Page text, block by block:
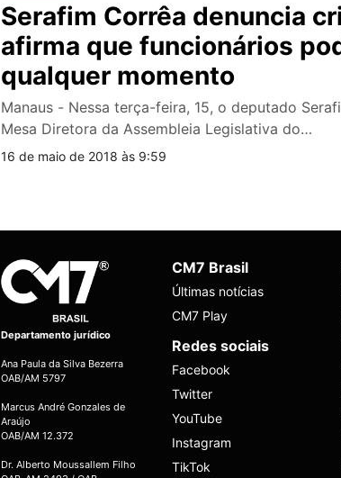
Serafim Corrêa denuncia
afirma que funcionários
qualquer momento
Manaus - Nessa terça-feira, 15, o deputado
Mesa Diretora da Assembleia Legislativa do…
16 de maio de 2018 às 9:59
Departamento jurídico
Ana Paula da Silva Bezerra
OAB/AM 5797
Marcus André Gonzales de
Araújo
OAB/AM 12.372
Dr. Alberto Moussallem Filho
CM7 Brasil
Últimas notícias
CM7 Play
Redes sociais
Facebook
Twitter
YouTube
Instagram
TikTok